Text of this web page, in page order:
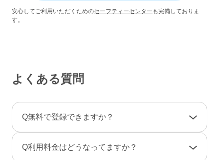
安心してご利用いただくためのセーフティーセンター も完備しておりま
す。
よくある質問
Q無料で登録できますか？
さい。
Q利用料金はどうなってますか？